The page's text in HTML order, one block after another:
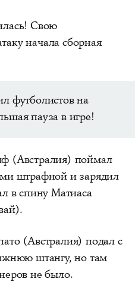
Свою
начала сборная
футболистов на
пауза в игре!
(Австралия) поймал
штрафной и зарядил
в спину Матиаса
(Австралия) подал с
штангу, но там
не было.